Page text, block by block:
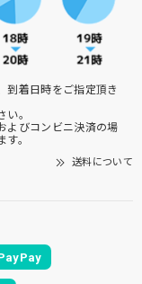
到着日時をご指定頂き
。
よびコンビニ決済の場
。
送料について